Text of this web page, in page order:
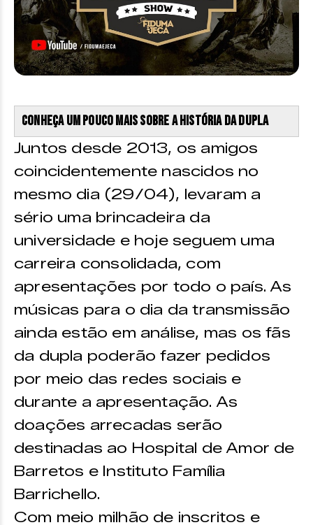
Conheça um pouco mais sobre a história da dupla
Juntos desde 2013, os amigos
coincidentemente nascidos no
mesmo dia (29/04), levaram a
sério uma brincadeira da
universidade e hoje seguem uma
carreira consolidada, com
apresentações por todo o país. As
músicas para o dia da transmissão
ainda estão em análise, mas os fãs
da dupla poderão fazer pedidos
por meio das redes sociais e
durante a apresentação. As
doações arrecadas serão
destinadas ao Hospital de Amor de
Barretos e Instituto Família
Barrichello.
Com meio milhão de inscritos e